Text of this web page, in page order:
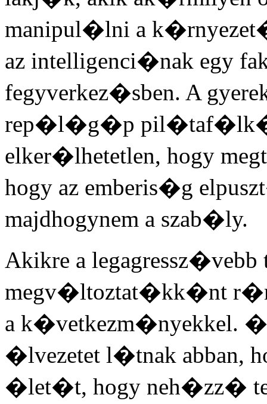
manipul�lni a
az intelligenci�nak egy
fegyverkez�sben. A
rep�l�g�p
elker�lhetetlen, hogy
hogy az emberis�g
majdhogynem a szab�ly.
Akikre a
megv�ltoztat�kk�nt
a k�vetkezm�nyekkel.
�lvezetet l�tnak abban,
�let�t, hogy neh�zz�